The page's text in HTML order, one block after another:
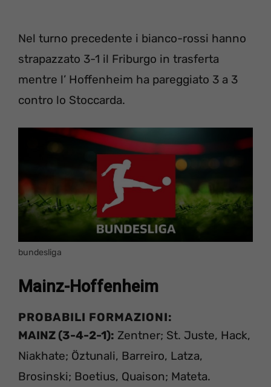
Nel turno precedente i bianco-rossi hanno
strapazzato 3-1 il Friburgo in trasferta
mentre l’ Hoffenheim ha pareggiato 3 a 3
contro lo Stoccarda.
bundesliga
Mainz-Hoffenheim
PROBABILI FORMAZIONI:
MAINZ (3-4-2-1): Zentner; St. Juste, Hack,
Niakhate; Öztunali, Barreiro, Latza,
Brosinski; Boetius, Quaison; Mateta.